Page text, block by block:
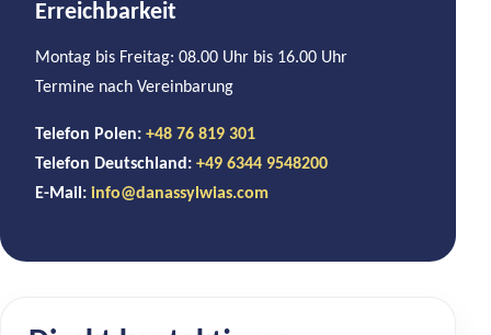
Erreichbarkeit
Montag bis Freitag: 08.00 Uhr bis 16.00 Uhr
Termine nach Vereinbarung
Telefon Polen: +48 76 819 301
Telefon Deutschland: +49 6344 9548200
E-Mail: info@danassylwias.com